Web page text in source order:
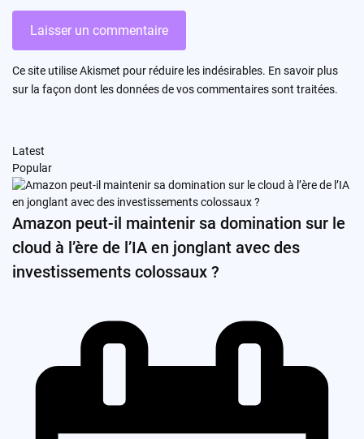
Ce site utilise Akismet pour réduire les indésirables. En savoir plus
sur la façon dont les données de vos commentaires sont traitées.
Latest
Popular
Amazon peut-il maintenir sa domination sur le
cloud à l’ère de l’IA en jonglant avec des
investissements colossaux ?